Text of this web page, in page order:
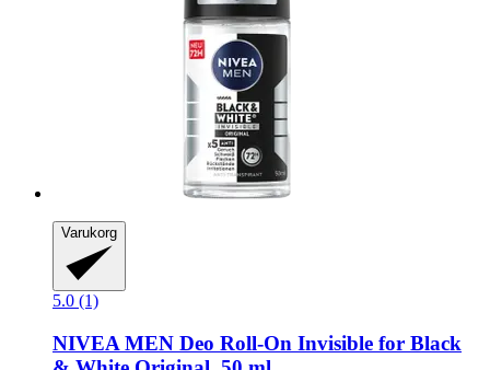
Varukorg
5.0 (1)
NIVEA MEN Deo Roll-​On Invisible for Black